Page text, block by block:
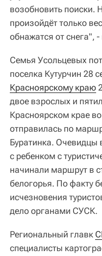
возобновить поиски.
произойдёт только
обнажатся от снега",
Семья Усольцевых
поселка Кутурчин 28
Красноярскому краю
двое взрослых и
Красноярском крае
отправилась по
Буратинка. Очевидцы
с ребенком с
начинали маршрут в
белогорья. По факту
исчезновения
дело органами СУСК.
Региональный главк
специалисты